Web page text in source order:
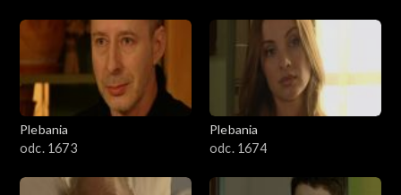
Plebania
odc. 1673
Plebania
odc. 1674